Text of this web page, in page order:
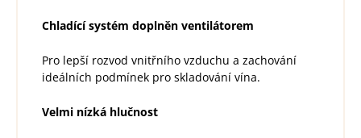
Chladící systém doplněn ventilátorem
Pro lepší rozvod vnitřního vzduchu a zachování
ideálních podmínek pro skladování vína.
Velmi nízká hlučnost